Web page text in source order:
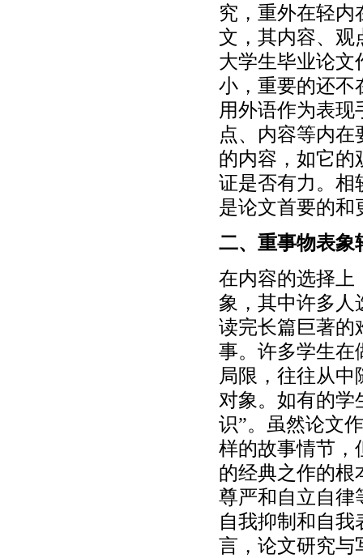
究，重外在轻
文，其内容、观
大学生毕业论文
小，重要的还不
用外语作为表
点、内容等内
的内容，如它的
证是否有力。相
是论文首要的和
二、重事物表象
在内容的选择上
象，其中许多人
读完长篇巨著的
事。许多学生在
局限，往往从
对象。如有的学
识”。虽然论文
样的故事情节，
的经典之作的根
尊严和自立自律
自我抑制和自
言，论文研究与